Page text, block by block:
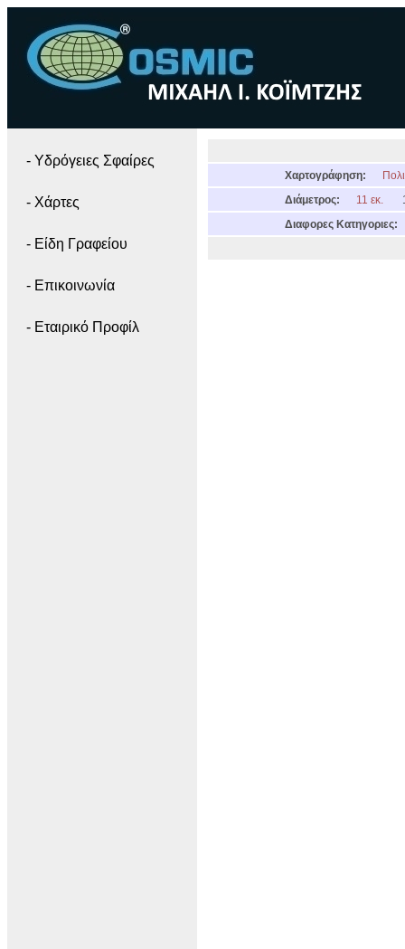
- Yδρόγειες Σφαίρες
- Χάρτες
- Είδη Γραφείου
- Επικοινωνία
- Εταιρικό Προφίλ
Χαρτογράφηση:
Διάμετρος:
11 εκ.
Διαφορες Κατηγοριες: